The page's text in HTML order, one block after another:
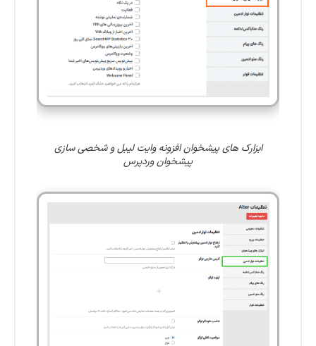
ابزارک های پیشخوان افزونه وایت ‌لیبل و شخصی ‌سازی
پیشخوان وردپرس